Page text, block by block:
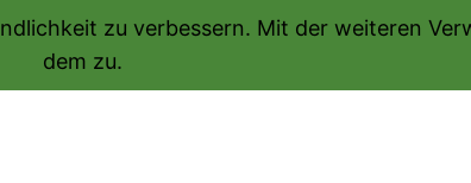
zu verbessern. Mit der weiteren
dem zu.